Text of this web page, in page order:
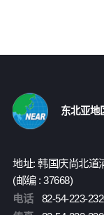
东北亚地
地址: 韩国庆尚北道
(邮编 : 37668)
电话
82-54-223-